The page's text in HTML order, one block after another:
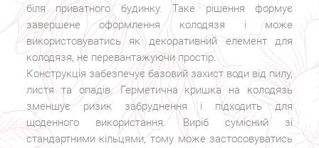
біля приватного будинку. Таке рішення формує
завершене оформлення колодязя і може
використовуватись як декоративний елемент для
колодязя, не перевантажуючи простір.
Конструкція забезпечує базовий захист води від пилу,
листя та опадів. Герметична кришка на колодязь
зменшує ризик забруднення і підходить для
щоденного використання. Виріб сумісний зі
стандартними кільцями, тому може застосовуватись